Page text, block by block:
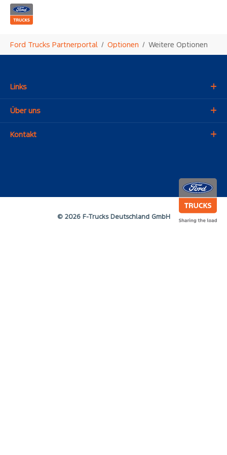
Ford Trucks Partnerportal Optionen Weitere Optionen
Links
Über uns
Kontakt
© 2026 F-Trucks Deutschland GmbH